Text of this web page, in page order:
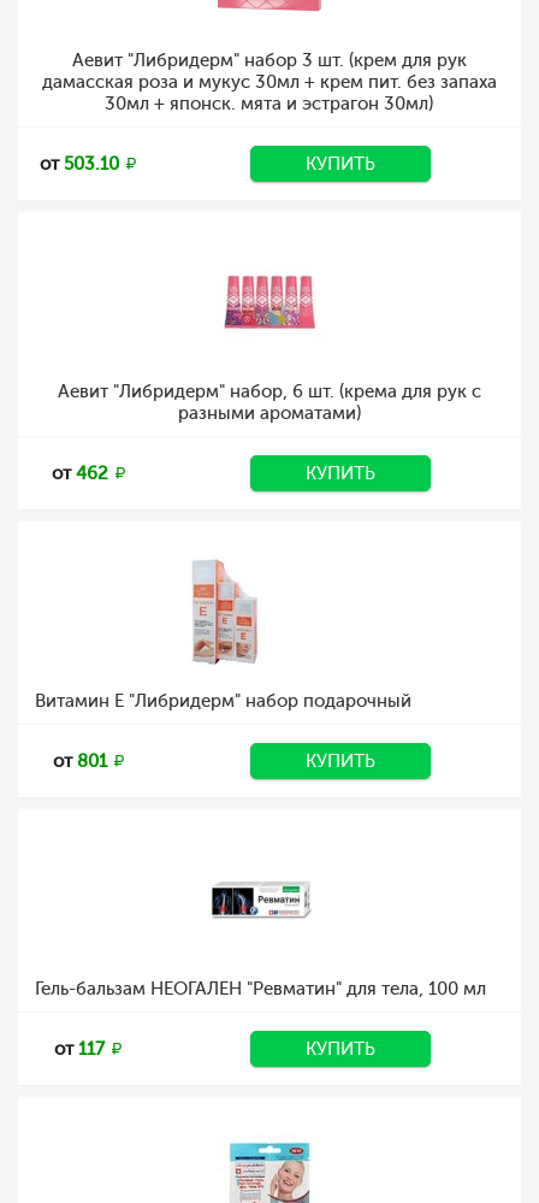
Аевит "Либридерм" набор 3 шт. (крем для рук
дамасская роза и мукус 30мл + крем пит. без запаха
30мл + японск. мята и эстрагон 30мл)
от503.10 КУПИТЬ
Аевит "Либридерм" набор, 6 шт. (крема для рук с
разными ароматами)
от462 КУПИТЬ
Витамин Е "Либридерм" набор подарочный
от801 КУПИТЬ
Гель-бальзам НЕОГАЛЕН "Ревматин" для тела, 100 мл
от117 КУПИТЬ